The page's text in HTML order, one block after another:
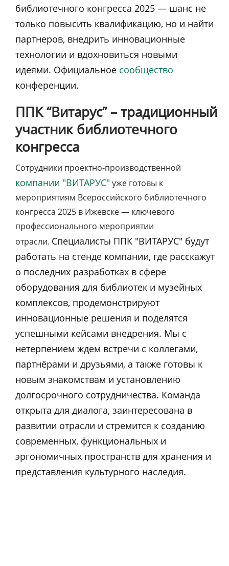
библиотечного конгресса 2025 — шанс не
только повысить квалификацию, но и найти
партнеров, внедрить инновационные
технологии и вдохновиться новыми
идеями. Официальное сообщество
конференции.
ППК “Витарус” – традиционный
участник библиотечного
конгресса
Сотрудники проектно-производственной
компании "ВИТАРУС" уже готовы к
мероприятиям Всероссийского библиотечного
конгресса 2025 в Ижевске — ключевого
профессионального мероприятии
отрасли. Специалисты ППК "ВИТАРУС" будут
работать на стенде компании, где расскажут
о последних разработках в сфере
оборудования для библиотек и музейных
комплексов, продемонстрируют
инновационные решения и поделятся
успешными кейсами внедрения. Мы с
нетерпением ждем встречи с коллегами,
партнёрами и друзьями, а также готовы к
новым знакомствам и установлению
долгосрочного сотрудничества. Команда
открыта для диалога, заинтересована в
развитии отрасли и стремится к созданию
современных, функциональных и
эргономичных пространств для хранения и
представления культурного наследия.